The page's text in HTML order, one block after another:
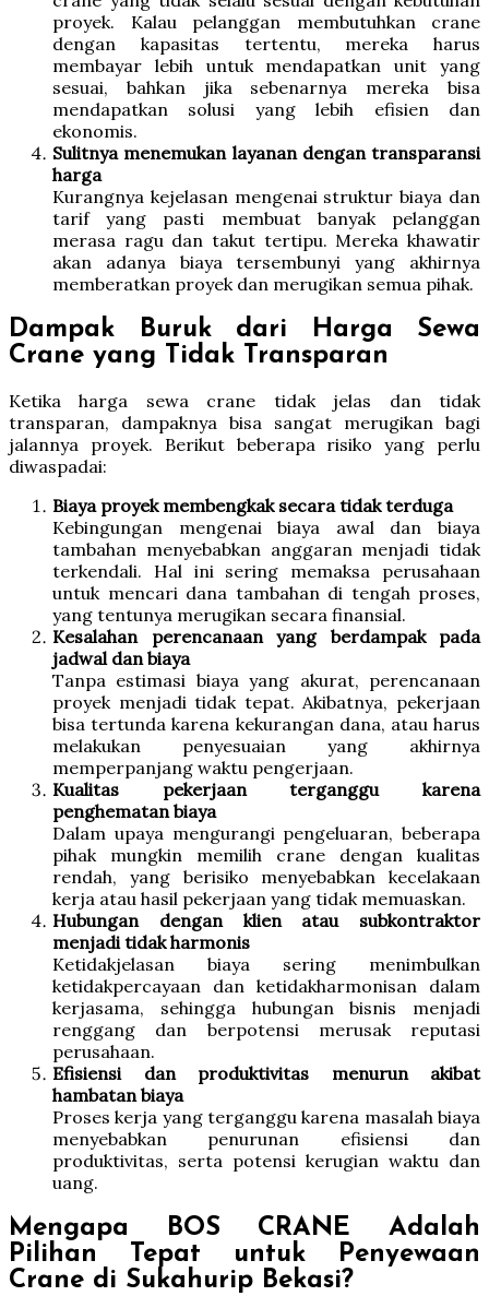
proyek. Kalau pelanggan membutuhkan crane
dengan kapasitas tertentu, mereka harus
membayar lebih untuk mendapatkan unit yang
sesuai, bahkan jika sebenarnya mereka bisa
mendapatkan solusi yang lebih efisien dan
ekonomis.
Sulitnya menemukan layanan dengan transparansi
harga
Kurangnya kejelasan mengenai struktur biaya dan
tarif yang pasti membuat banyak pelanggan
merasa ragu dan takut tertipu. Mereka khawatir
akan adanya biaya tersembunyi yang akhirnya
memberatkan proyek dan merugikan semua pihak.
Dampak Buruk dari Harga Sewa
Crane yang Tidak Transparan
Ketika harga sewa crane tidak jelas dan tidak
transparan, dampaknya bisa sangat merugikan bagi
jalannya proyek. Berikut beberapa risiko yang perlu
diwaspadai:
Biaya proyek membengkak secara tidak terduga
Kebingungan mengenai biaya awal dan biaya
tambahan menyebabkan anggaran menjadi tidak
terkendali. Hal ini sering memaksa perusahaan
untuk mencari dana tambahan di tengah proses,
yang tentunya merugikan secara finansial.
Kesalahan perencanaan yang berdampak pada
jadwal dan biaya
Tanpa estimasi biaya yang akurat, perencanaan
proyek menjadi tidak tepat. Akibatnya, pekerjaan
bisa tertunda karena kekurangan dana, atau harus
melakukan penyesuaian yang akhirnya
memperpanjang waktu pengerjaan.
Kualitas pekerjaan terganggu karena
penghematan biaya
Dalam upaya mengurangi pengeluaran, beberapa
pihak mungkin memilih crane dengan kualitas
rendah, yang berisiko menyebabkan kecelakaan
kerja atau hasil pekerjaan yang tidak memuaskan.
Hubungan dengan klien atau subkontraktor
menjadi tidak harmonis
Ketidakjelasan biaya sering menimbulkan
ketidakpercayaan dan ketidakharmonisan dalam
kerjasama, sehingga hubungan bisnis menjadi
renggang dan berpotensi merusak reputasi
perusahaan.
Efisiensi dan produktivitas menurun akibat
hambatan biaya
Proses kerja yang terganggu karena masalah biaya
menyebabkan penurunan efisiensi dan
produktivitas, serta potensi kerugian waktu dan
uang.
Mengapa BOS CRANE Adalah
Pilihan Tepat untuk Penyewaan
Crane di Sukahurip Bekasi?